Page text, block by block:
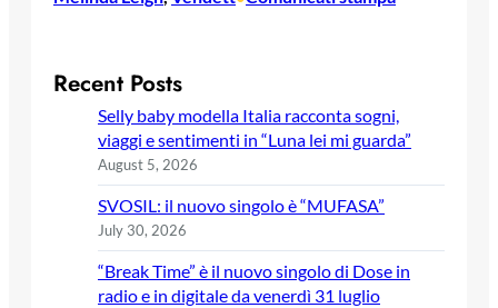
Recent Posts
Selly baby modella Italia racconta sogni,
viaggi e sentimenti in “Luna lei mi guarda”
August 5, 2026
SVOSIL: il nuovo singolo è “MUFASA”
July 30, 2026
“Break Time” è il nuovo singolo di Dose in
radio e in digitale da venerdì 31 luglio